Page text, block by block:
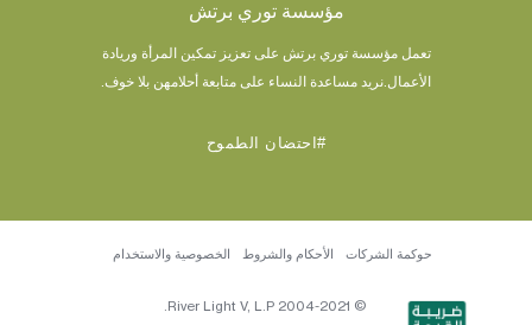
مؤسسة توري برتش
تعمل مؤسسة توري برتش على تعزيز تمكين المرأة وريادة
الأعمال.نريد مساعدة النساء على متابعة أحلامهن بلا خوف.
#احتضان الطموح
© 2004-2021 River Light V, L.P.
حوكمة الشركات الأحكام والشروط الخصوصية والاستخدام